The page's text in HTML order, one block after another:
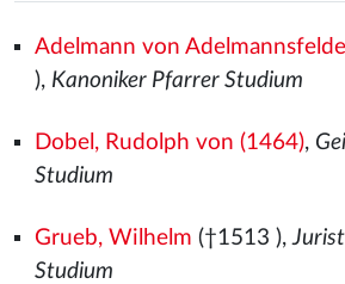
Adelmann von
), Kanoniker Pfarrer Studium
Dobel, Rudolph von (1464),
Studium
Grueb, Wilhelm (†1513 ),
Studium